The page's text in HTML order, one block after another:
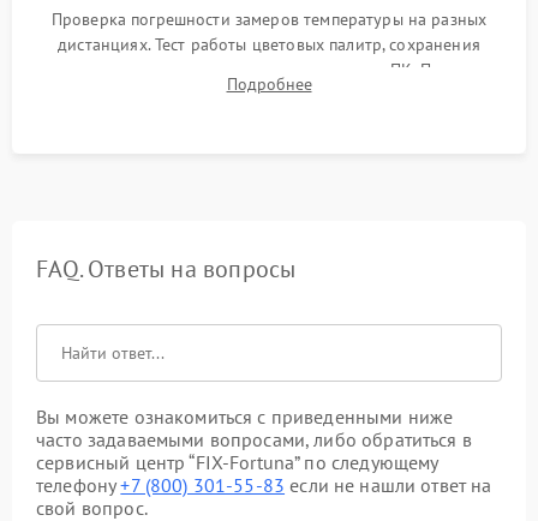
Проверка погрешности замеров температуры на разных
дистанциях. Тест работы цветовых палитр, сохранения
термограмм в память и передачи данных на ПК. Проверка
автономности работы и итоговый контроль качества.
Подробнее
FAQ. Ответы на вопросы
Вы можете ознакомиться с приведенными ниже
часто задаваемыми вопросами, либо обратиться в
сервисный центр “FIX-Fortuna” по следующему
телефону+7 (800) 301-55-83 если не нашли ответ на
свой вопрос.